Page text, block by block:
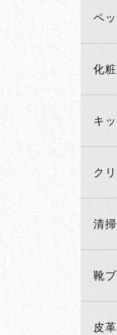
ペ
化
キ
ク
清
靴
皮